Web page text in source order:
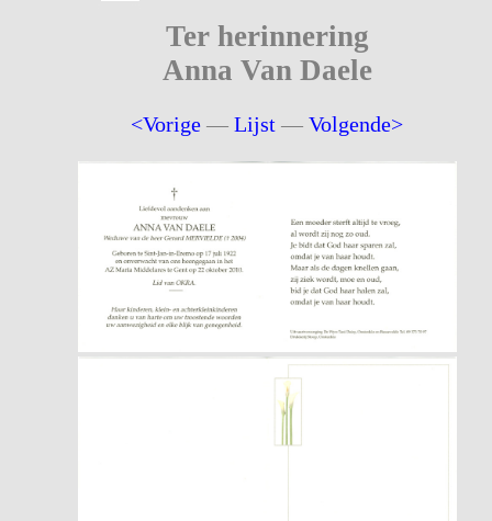
Ter herinnering
Anna Van Daele
<Vorige —Lijst —Volgende>